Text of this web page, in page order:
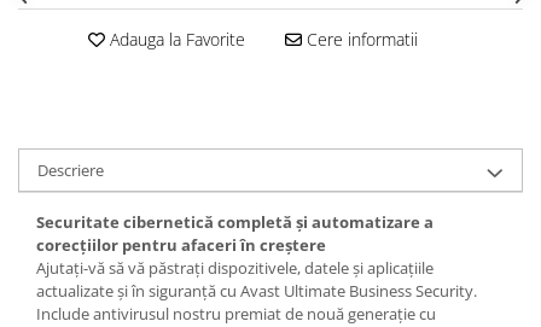
Adauga la Favorite Cere informatii
Descriere
Securitate cibernetică completă și automatizare a
corecțiilor pentru afaceri în creștere
Ajutați-vă să vă păstrați dispozitivele, datele și aplicațiile
actualizate și în siguranță cu Avast Ultimate Business Security.
Include antivirusul nostru premiat de nouă generație cu